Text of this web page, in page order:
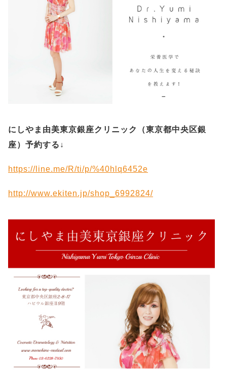
にしやま由美東京銀座クリニック（東京都中央区銀
座）予約する ↓
https://line.me/R/ti/p/%40hlq6452e
http://www.ekiten.jp/shop_6992824/